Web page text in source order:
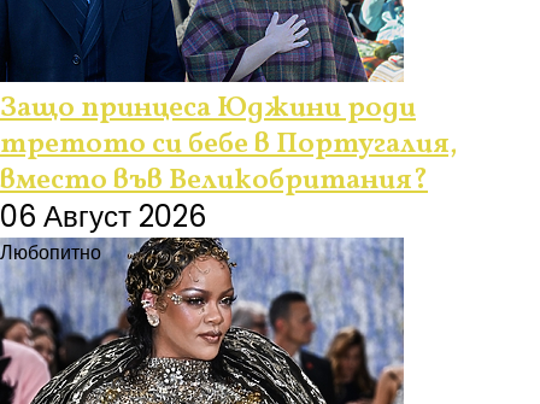
Защо принцеса Юджини роди
третото си бебе в Португалия,
вместо във Великобритания?
06 Август 2026
Любопитно